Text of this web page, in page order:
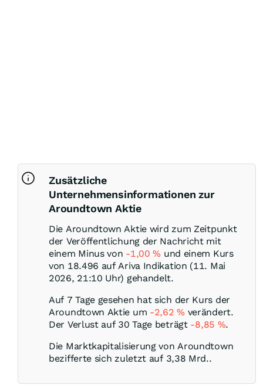
Zusätzliche
Unternehmensinformationen zur
Aroundtown Aktie
Die Aroundtown Aktie wird zum Zeitpunkt
der Veröffentlichung der Nachricht mit
einem Minus von -1,00% und einem Kurs
von 18.496 auf Ariva Indikation (11. Mai
2026, 21:10 Uhr) gehandelt.
Auf 7 Tage gesehen hat sich der Kurs der
Aroundtown Aktie um -2,62% verändert.
Der Verlust auf 30 Tage beträgt -8,85 %.
Die Marktkapitalisierung von Aroundtown
bezifferte sich zuletzt auf 3,38 Mrd..